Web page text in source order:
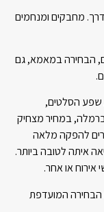
מחבקים ומנחמים
הבחירה במאמא, גם
שפע הסלטים,
ברמלה, במחיר מצחיק
להפקה מלאה
איתה לטובה ביותר.
או אחר.
הבחירה המועדפת